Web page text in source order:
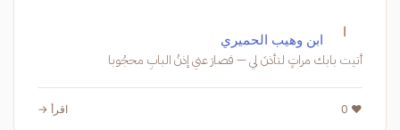
ا ابن وهيب الحميري
أتيت بابك مراتٍ لتأذنَ لي — فصارَ عني إذنُ البابِ محجُوبا
❤️ 0 اقرأ →